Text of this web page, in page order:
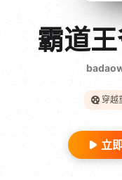
{if
gt 0"}
28短剧
霸道
穿越
立